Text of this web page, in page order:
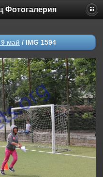
9 май / IMG 1594